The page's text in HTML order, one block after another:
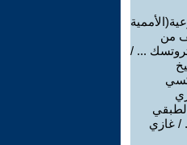
من
... /
/ غازي